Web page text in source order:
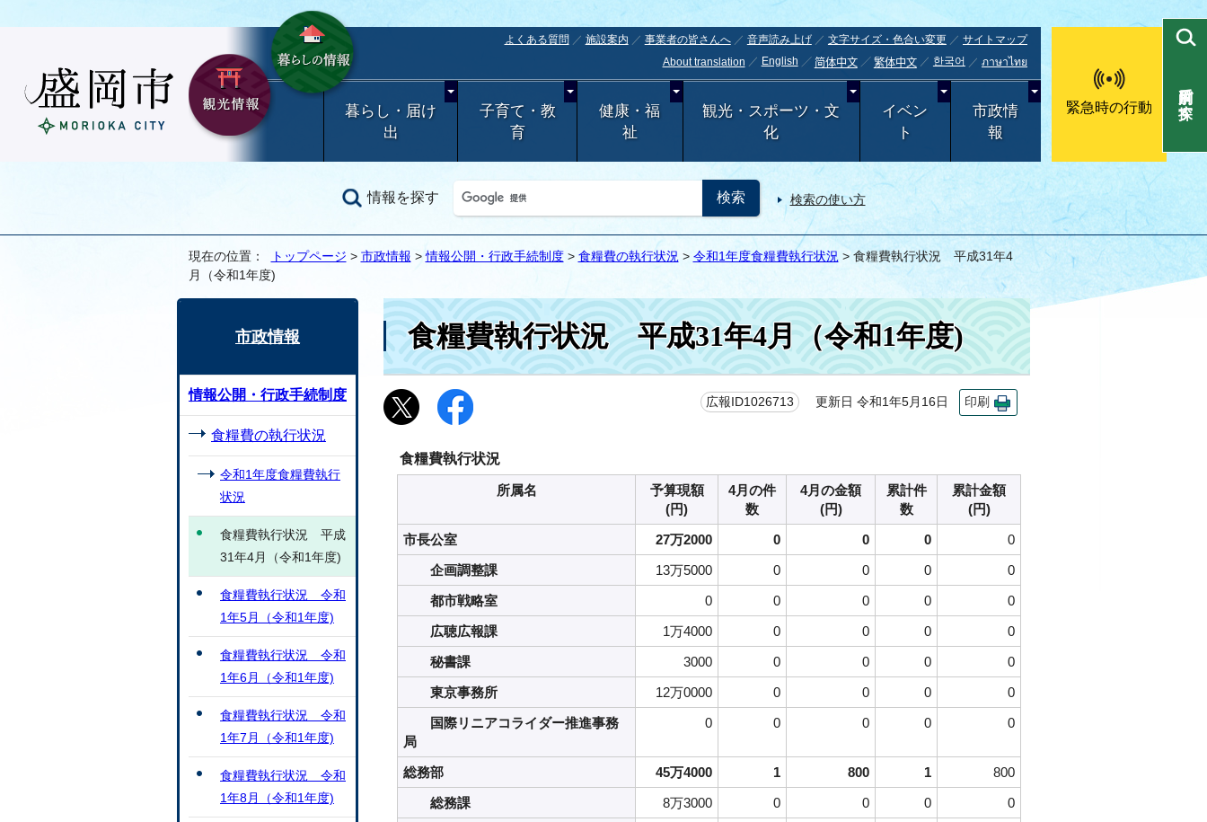
よくある質問 施設案内 事業者の皆さんへ 音声読み上げ 文字サイズ・色合い変更
サイトマップ
About translation
English 简体中文 繁体中文 한국어 ภาษาไทย
暮らし・届け
出
子育て・教
育
健康・福
祉
観光・スポーツ・文
化
イベン
ト
市政情
報
緊急時の行動
情報を探す 検索の使い方
目的別で探す
現在の位置： トップページ > 市政情報 >情報公開・行政手続制度> 食糧費の執行状況 > 令和1年度食糧費執行状況 > 食糧費執行状況 平成31年4
月（令和1年度)
食糧費執行状況 平成31年4月（令和1年度)
広報ID1026713 更新日 令和1年5月16日 印刷
食糧費執行状況
所属名
予算現額
(円)
4月の件
数
4月の金額
(円)
累計件
数
累計金額
(円)
市長公室
27万2000 0 0 0
0
企画調整課
13万5000 0 0 0
0
都市戦略室
0 0 0 0
0
広聴広報課
1万4000 0 0 0
0
秘書課
3000 0 0 0
0
東京事務所
12万0000 0 0 0
0
国際リニアコライダー推進事務
局
0 0 0 0 0
総務部 45万4000 1 800 1
800
総務課
8万3000 0 0 0
0
市政情報
情報公開・行政手続制度
食糧費の執行状況
令和1年度食糧費執行
状況
食糧費執行状況 平成
31年4月（令和1年度)
食糧費執行状況 令和
1年5月（令和1年度)
食糧費執行状況 令和
1年6月（令和1年度)
食糧費執行状況 令和
1年7月（令和1年度)
食糧費執行状況 令和
1年8月（令和1年度)